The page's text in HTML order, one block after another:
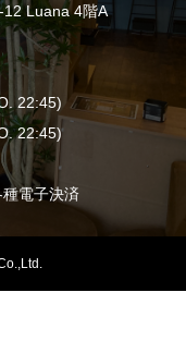
Luana 4階A
22:45)
22:45)
電子決済